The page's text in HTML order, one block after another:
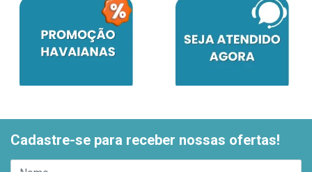
Cadastre-se para receber nossas ofertas!